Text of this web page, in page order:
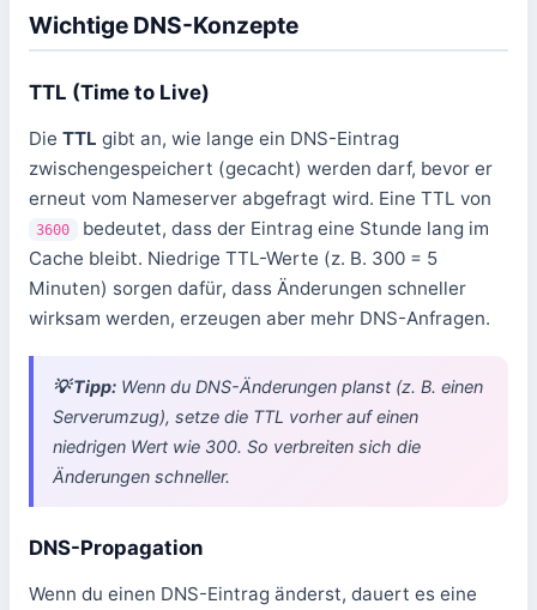
Wichtige DNS-Konzepte
TTL (Time to Live)
Die TTL gibt an, wie lange ein DNS-Eintrag
zwischengespeichert (gecacht) werden darf, bevor er
erneut vom Nameserver abgefragt wird. Eine TTL von
3600
bedeutet, dass der Eintrag eine Stunde lang im
Cache bleibt. Niedrige TTL-Werte (z. B. 300 = 5
Minuten) sorgen dafür, dass Änderungen schneller
wirksam werden, erzeugen aber mehr DNS-Anfragen.
💡 Tipp: Wenn du DNS-Änderungen planst (z. B. einen
Serverumzug), setze die TTL vorher auf einen
niedrigen Wert wie 300. So verbreiten sich die
Änderungen schneller.
DNS-Propagation
Wenn du einen DNS-Eintrag änderst, dauert es eine